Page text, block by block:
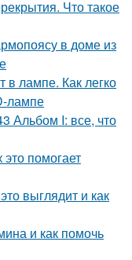
Что такое
в доме из
в лампе. Как легко
лампе
Альбом I: все, что
помогает
выглядит и как
и как помочь